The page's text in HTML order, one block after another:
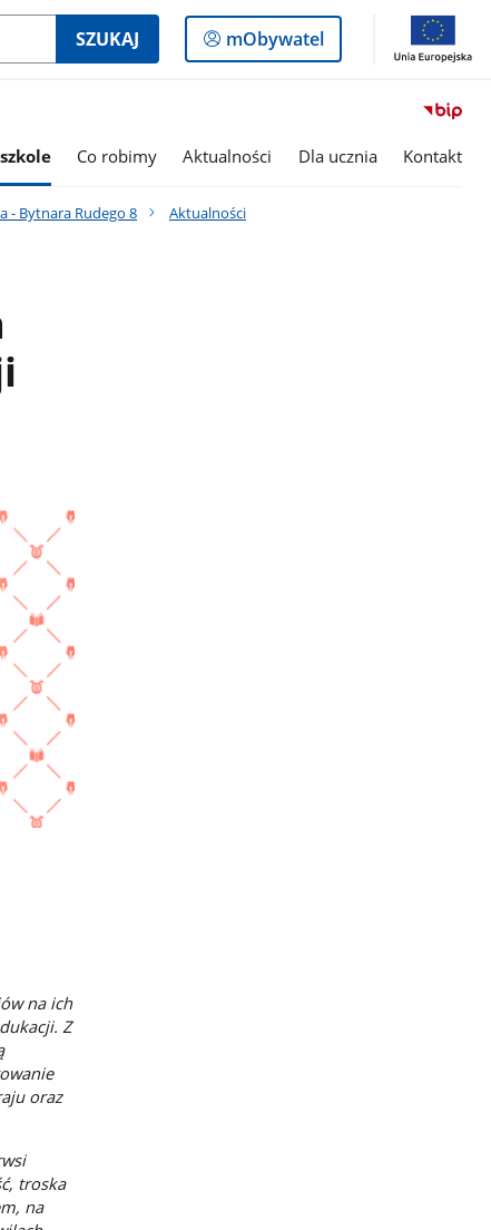
SZUKAJ
Logowanie
do
mObywatel
Co robimy Aktualności Dla ucznia Kontakt
- Bytnara Rudego 8
Aktualności
na ich
Z
oraz
troska
na